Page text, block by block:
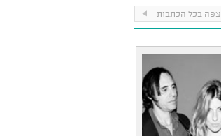
צפה בכל הכתבות